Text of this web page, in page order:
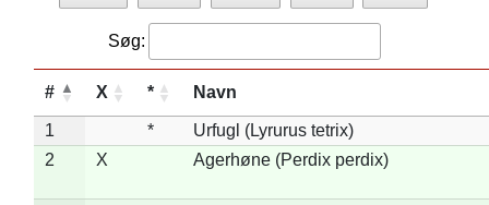
Søg:
# X * Navn
1 *
Urfugl (Lyrurus tetrix)
2
X Agerhøne (Perdix perdix)